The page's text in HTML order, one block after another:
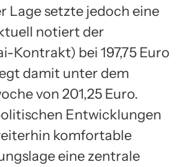
Lage setzte jedoch eine
notiert der
Kontrakt) bei 197,75 Euro
damit unter dem
von 201,25 Euro.
Entwicklungen
komfortable
eine zentrale